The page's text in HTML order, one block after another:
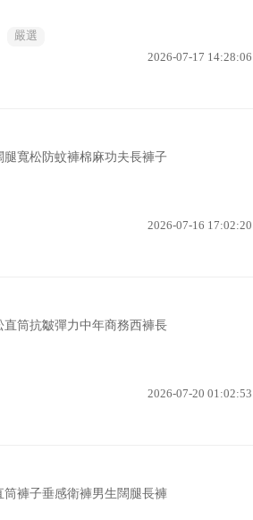
嚴選
2026-07-17 14:28:06
寬松防蚊褲棉麻功夫長褲子
2026-07-16 17:02:20
筒抗皺彈力中年商務西褲長
2026-07-20 01:02:53
褲子垂感衛褲男生闊腿長褲